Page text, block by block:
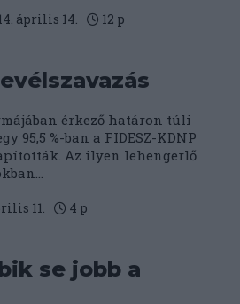
április 14. 12 p
érkező határon túli
95,5 %-ban a FIDESZ-KDNP
Az ilyen lehengerlő
11. 4 p
se jobb a